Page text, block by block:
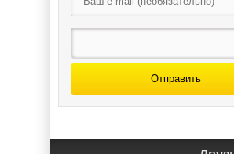
Князь Целитель
Отправить